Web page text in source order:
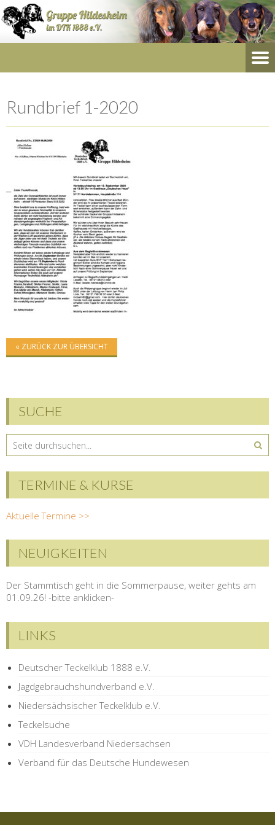
Rundbrief 1-2020
« ZURÜCK ZUR ÜBERSICHT
SUCHE
TERMINE & KURSE
Aktuelle Termine >>
NEUIGKEITEN
Der Stammtisch geht in die Sommerpause, weiter gehts am
01.09.26! -bitte anklicken-
LINKS
Deutscher Teckelklub 1888 e.V.
Jagdgebrauchshundverband e.V.
Niedersächsischer Teckelklub e.V.
Teckelsuche
VDH Landesverband Niedersachsen
Verband für das Deutsche Hundewesen